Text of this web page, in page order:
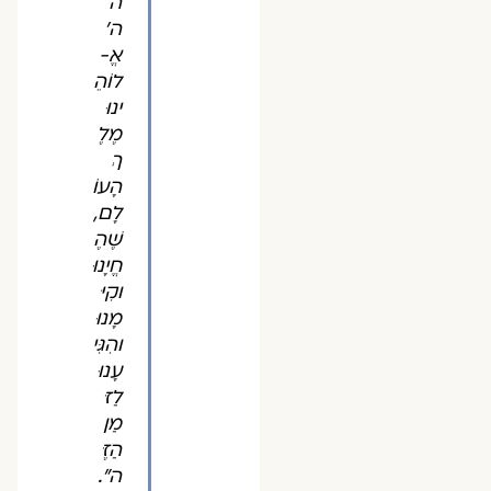
ה'
אֱ-
לוֹהֵ
ינוּ
מֶלֶ
ךְ
הָעוֹ
לָם,
שֶׁהֶ
חֱיָנוּ
וקִיּ
מָנוּ
והִגִּי
עָנוּ
לַזּ
מַן
הַזֶּ
ה".